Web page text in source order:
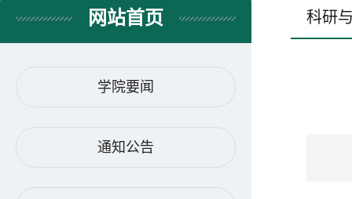
网站首页
学院要闻
通知公告
科研